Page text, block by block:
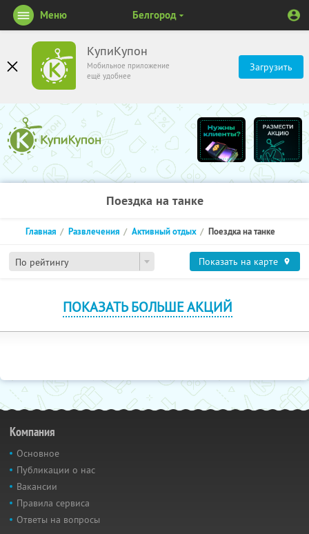
КупиКупон
Мобильное приложение
ещё удобнее
Загрузить
Меню Белгород
Поездка на танке
По рейтингу
Главная Развлечения Активный отдых Поездка на танке
Показать на карте
ПОКАЗАТЬ БОЛЬШЕ АКЦИЙ
Компания
Основное
Публикации о нас
Вакансии
Правила сервиса
Ответы на вопросы